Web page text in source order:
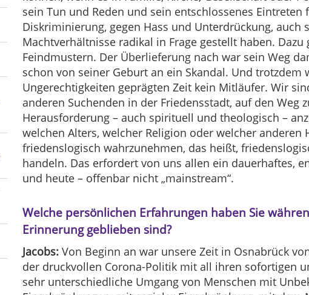
sein Tun und Reden und sein entschlossenes
Diskriminierung, gegen Hass und Unterdrückung,
Machtverhältnisse radikal in Frage gestellt haben.
Feindmustern. Der Überlieferung nach war sein Weg
schon von seiner Geburt an ein Skandal. Und trotzdem
Ungerechtigkeiten geprägten Zeit kein Mitläufer. Wir
anderen Suchenden in der Friedensstadt, auf den Weg
Herausforderung – auch spirituell und theologisch –
welchen Alters, welcher Religion oder welcher
friedenslogisch wahrzunehmen, das heißt,
handeln. Das erfordert von uns allen ein dauerhaftes,
und heute – offenbar nicht „mainstream“.
Welche persönlichen Erfahrungen haben Sie
Erinnerung geblieben sind?
Jacobs:Von Beginn an war unsere Zeit in Osnabrück
der druckvollen Corona-Politik mit all ihren sofortigen
sehr unterschiedliche Umgang von Menschen mit